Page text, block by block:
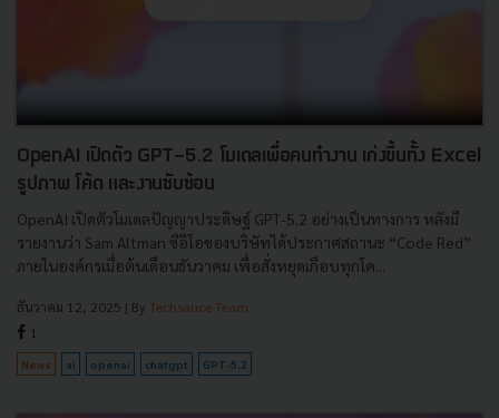
OpenAI เปิดตัว GPT-5.2 โมเดลเพื่อคนทำงาน เก่งขึ้นทั้ง Excel
รูปภาพ โค้ด และงานซับซ้อน
OpenAI เปิดตัวโมเดลปัญญาประดิษฐ์ GPT-5.2 อย่างเป็นทางการ หลังมี
รายงานว่า Sam Altman ซีอีโอของบริษัทได้ประกาศสถานะ “Code Red”
ภายในองค์กรเมื่อต้นเดือนธันวาคม เพื่อสั่งหยุดเกือบทุกโค...
ธันวาคม 12, 2025 | By Techsauce Team
1
News ai openai chatgpt GPT-5.2